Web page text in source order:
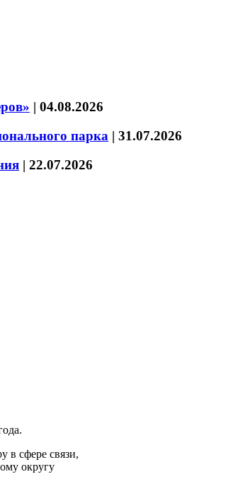
| 04.08.2026
парка | 31.07.2026
| 22.07.2026
в сфере связи,
округу